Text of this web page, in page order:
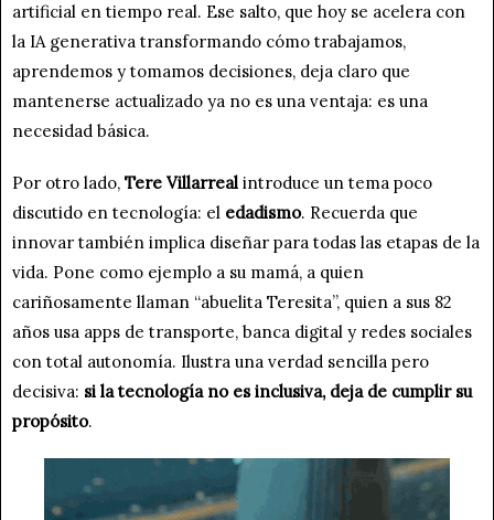
artificial en tiempo real. Ese salto, que hoy se acelera con
la IA generativa transformando cómo trabajamos,
aprendemos y tomamos decisiones, deja claro que
mantenerse actualizado ya no es una ventaja: es una
necesidad básica.
Por otro lado, Tere Villarreal introduce un tema poco
discutido en tecnología: el edadismo. Recuerda que
innovar también implica diseñar para todas las etapas de la
vida. Pone como ejemplo a su mamá, a quien
cariñosamente llaman “abuelita Teresita”, quien a sus 82
años usa apps de transporte, banca digital y redes sociales
con total autonomía. Ilustra una verdad sencilla pero
decisiva: si la tecnología no es inclusiva, deja de cumplir su
propósito.